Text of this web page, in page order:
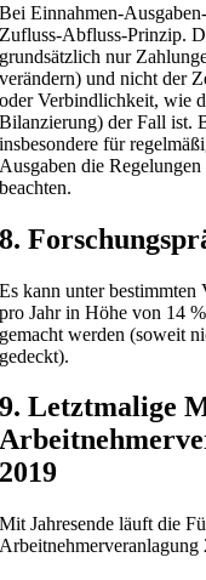
Bei Einnahmen-
Zufluss-Abfluss-Prinzip.
grundsätzlich nur
verändern) und nicht der
oder Verbindlichkeit, wie
Bilanzierung) der Fall ist.
insbesondere für
Ausgaben die
beachten.
8.
Es kann unter bestimmten
pro Jahr in Höhe von 14
gemacht werden (soweit
gedeckt).
9. Letztmalige
2019
Mit Jahresende läuft die
Arbeitnehmerveranlagung